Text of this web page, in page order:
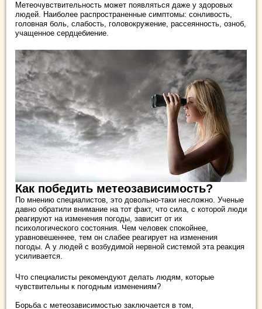
Метеочувствительность может появляться даже у здоровых
людей. Наиболее распространенные симптомы: сонливость,
головная боль, слабость, головокружение, рассеянность, озноб,
учащенное сердцебиение.
Как победить метеозависимость?
По мнению специалистов, это довольно-таки несложно. Ученые
давно обратили внимание на тот факт, что сила, с которой люди
реагируют на изменения погоды, зависит от их
психологического состояния. Чем человек спокойнее,
уравновешеннее, тем он слабее реагирует на изменения
погоды. А у людей с возбудимой нервной системой эта реакция
усиливается.
Что специалисты рекомендуют делать людям, которые
чувствительны к погодным изменениям?
Борьба с метеозависимостью заключается в том,